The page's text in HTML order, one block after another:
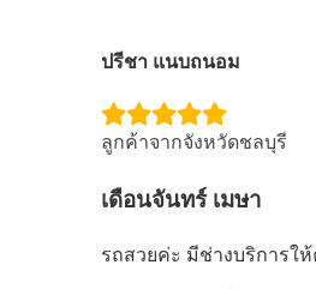
ปรีชา แนบถนอม
ลูกค้าจากจังหวัดชลบุรี
เดือนจันทร์ เมษา
รถสวยค่ะ มีช่างบริการใ